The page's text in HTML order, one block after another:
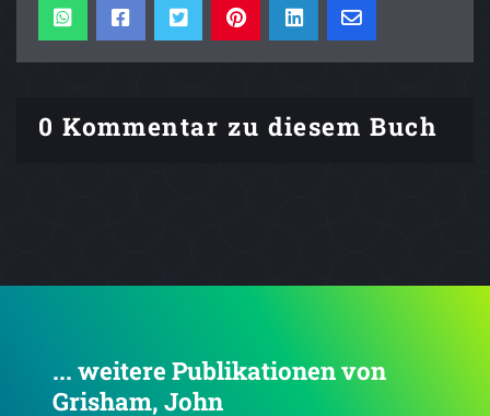
0 Kommentar zu diesem Buch
... weitere Publikationen von
Grisham, John